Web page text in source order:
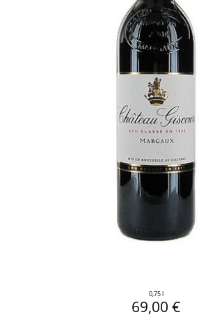
0,75 l
69,00 €